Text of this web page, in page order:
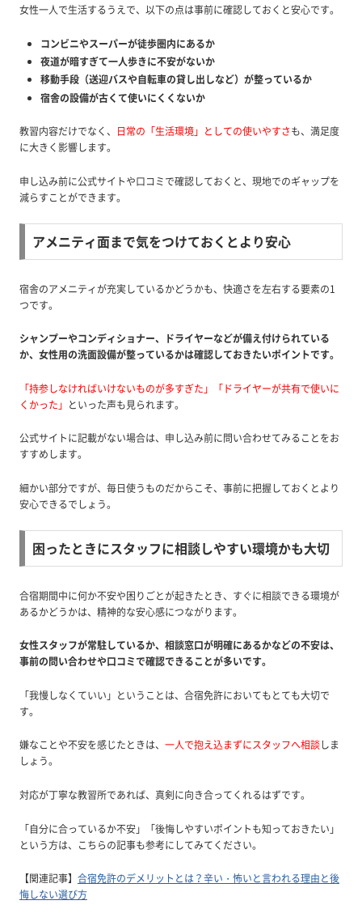
女性一人で生活するうえで、以下の点は事前に確認しておくと安心です。
コンビニやスーパーが徒歩圏内にあるか
夜道が暗すぎて一人歩きに不安がないか
移動手段（送迎バスや自転車の貸し出しなど）が整っているか
宿舎の設備が古くて使いにくくないか
教習内容だけでなく、 日常の「生活環境」としての使いやすさも、満足度
に大きく影響します。
申し込み前に公式サイトや口コミで確認しておくと、現地でのギャップを
減らすことができます。
アメニティ面まで気をつけておくとより安心
宿舎のアメニティが充実しているかどうかも、快適さを左右する要素の1
つです。
シャンプーやコンディショナー、ドライヤーなどが備え付けられている
か、女性用の洗面設備が整っているかは確認しておきたいポイントです。
「持参しなければいけないものが多すぎた」「ドライヤーが共有で使いに
くかった」 といった声も見られます。
公式サイトに記載がない場合は、申し込み前に問い合わせてみることをお
すすめします。
細かい部分ですが、毎日使うものだからこそ、事前に把握しておくとより
安心できるでしょう。
困ったときにスタッフに相談しやすい環境かも大切
合宿期間中に何か不安や困りごとが起きたとき、すぐに相談できる環境が
あるかどうかは、精神的な安心感につながります。
女性スタッフが常駐しているか、相談窓口が明確にあるかなどの不安は、
事前の問い合わせや口コミで確認できることが多いです。
「我慢しなくていい」ということは、合宿免許においてもとても大切で
す。
嫌なことや不安を感じたときは、 一人で抱え込まずにスタッフへ相談しま
しょう。
対応が丁寧な教習所であれば、真剣に向き合ってくれるはずです。
「自分に合っているか不安」「後悔しやすいポイントも知っておきたい」
という方は、こちらの記事も参考にしてみてください。
【関連記事】 合宿免許のデメリットとは？辛い・怖いと言われる理由と後
悔しない選び方